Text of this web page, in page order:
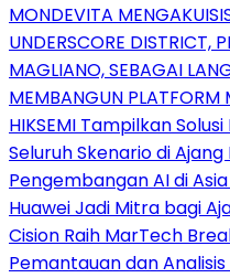
MONDEVITA
UNDERSCORE DISTRICT,
MAGLIANO, SEBAGAI
MEMBANGUN PLATFORM
HIKSEMI Tampilkan
Seluruh Skenario di
Pengembangan AI di
Huawei Jadi Mitra bagi
Cision Raih MarTech
Pemantauan dan